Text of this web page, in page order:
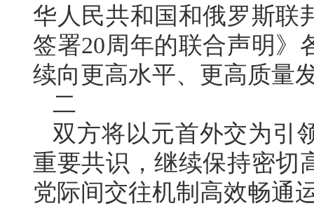
华人民共和国和俄罗斯联
签署20周年的联合声明》
续向更高水平、更高质量
二
双方将以元首外交为引
重要共识，继续保持密切
党际间交往机制高效畅通